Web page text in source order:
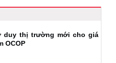
duy thị trường mới cho giá
OCOP